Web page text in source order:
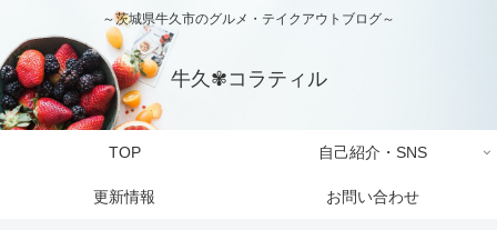
～茨城県牛久市のグルメ・テイクアウトブログ～
牛久✾コラティル
TOP 自己紹介・SNS
更新情報 お問い合わせ